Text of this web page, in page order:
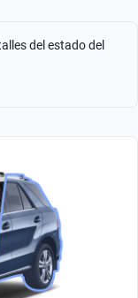
del estado del